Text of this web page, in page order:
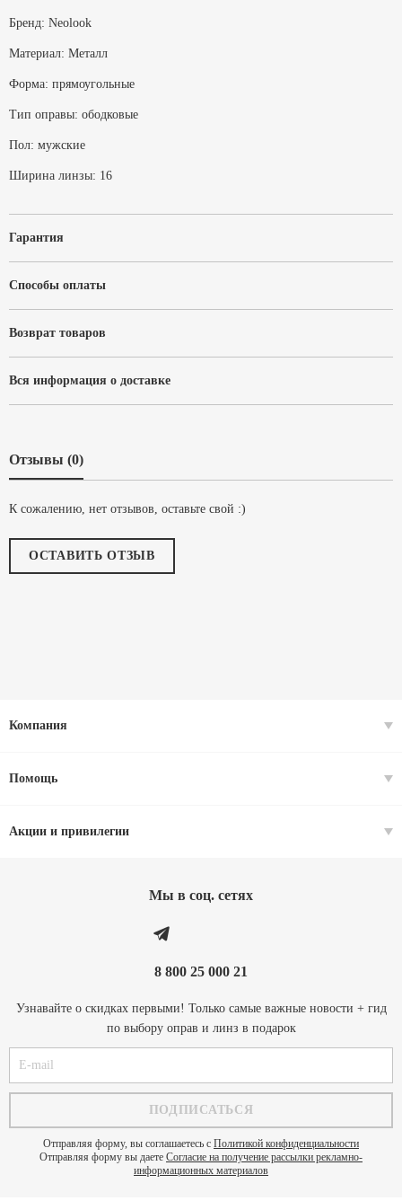
Бренд: Neolook
Материал: Металл
Форма: прямоугольные
Тип оправы: ободковые
Пол: мужские
Ширина линзы: 16
Гарантия
Способы оплаты
Возврат товаров
Вся информация о доставке
Отзывы (0)
К сожалению, нет отзывов, оставьте свой :)
ОСТАВИТЬ ОТЗЫВ
Компания
Помощь
Акции и привилегии
Мы в соц. cетях
8 800 25 000 21
Узнавайте о скидках первыми! Только самые важные новости + гид
по выбору оправ и линз в подарок
Отправляя форму, вы соглашаетесь с Политикой конфиденциальности
Отправляя форму вы даете Согласие на получение рассылки рекламно-
информационных материалов